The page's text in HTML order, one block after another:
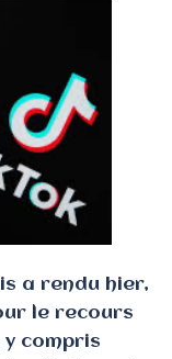
a rendu hier,
le recours
compris